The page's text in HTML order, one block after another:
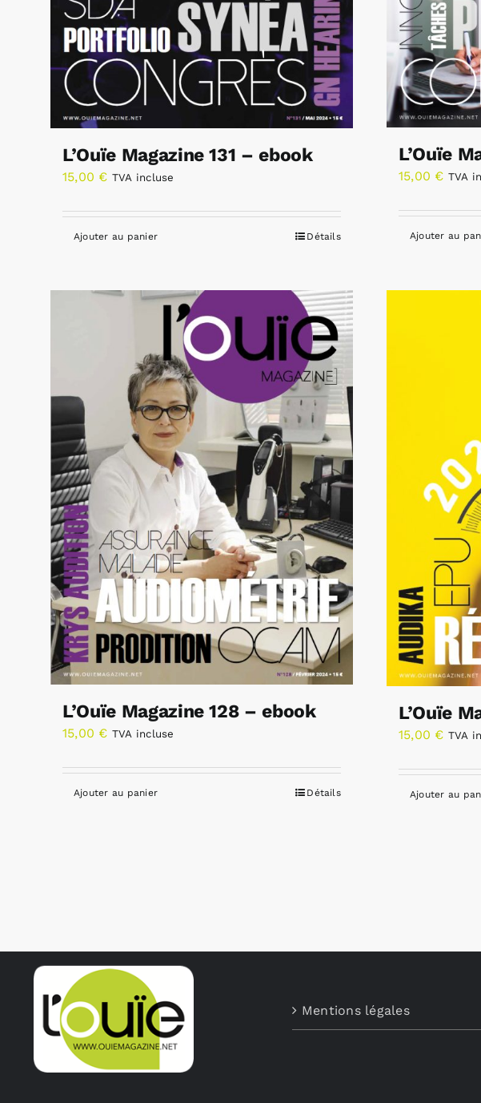
L’Ouïe Magazine 131 – ebook
15,00 € TVA incluse
Ajouter au panier Détails
L’Ouïe
15,00 € TVA
Ajouter au
L’Ouïe Magazine 128 – ebook
15,00 € TVA incluse
Ajouter au panier Détails
L’Ouïe
15,00 € TVA
Ajouter au
Mentions légales